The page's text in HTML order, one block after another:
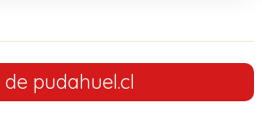
de pudahuel.cl